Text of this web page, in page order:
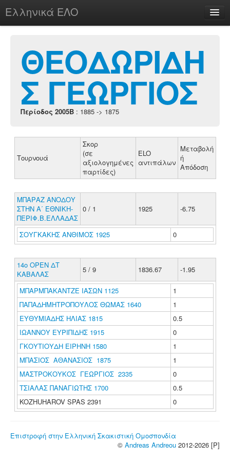
Ελληνικά ΕΛΟ
chesstu.be @ discord
Login
ΘΕΟΔΩΡΙΔΗ
Σ ΓΕΩΡΓΙΟΣ
Περίοδος 2005B : 1885 -> 1875
Τουρνουά
Σκορ
(σε
αξιολογημένες
παρτίδες)
ELO
αντιπάλων
Μεταβολή
ή
Απόδοση
ΜΠΑΡΑΖ ΑΝΟΔΟΥ
ΣΤΗΝ Α΄ ΕΘΝΙΚΗ-
ΠΕΡΙΦ.Β.ΕΛΛΑΔΑΣ
0 / 1 1925 -6.75
ΣΟΥΓΚΑΚΗΣ ΑΝΘΙΜΟΣ 1925 0
14ο ΟΡΕΝ ΔΤ
ΚΑΒΑΛΑΣ
5 / 9 1836.67 -1.95
ΜΠΑΡΜΠΑΚΑΝΤΖΕ ΙΑΣΩΝ 1125
1
ΠΑΠΑΔΗΜΗΤΡΟΠΟΥΛΟΣ ΘΩΜΑΣ 1640
1
ΕΥΘΥΜΙΑΔΗΣ ΗΛΙΑΣ 1815
0.5
ΙΩΑΝΝΟΥ ΕΥΡΙΠΙΔΗΣ 1915
0
ΓΚΟΥΤΙΟΥΔΗ ΕΙΡΗΝΗ 1580
1
ΜΠΑΣΙΟΣ ΑΘΑΝΑΣΙΟΣ 1875
1
ΜΑΣΤΡΟΚΟΥΚΟΣ ΓΕΩΡΓΙΟΣ 2335
0
ΤΣΙΑΛΑΣ ΠΑΝΑΓΙΩΤΗΣ 1700
0.5
KOZHUHAROV SPAS 2391
0
Επιστροφή στην Ελληνική Σκακιστική Ομοσπονδία
© Andreas Andreou 2012-2026 [P]